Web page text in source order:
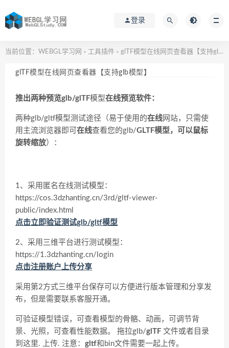
登录
当前位置： WEBGL学习网 > 工具插件 > glTF模型在线网页查看器【支持glb模型】
glTF模型在线网页查看器【支持glb模型】
推出两种预览glb/glTF模型在线预览软件：
两种glb/gltf模型测试途径（易于使用的在线网站，只需使
用主流浏览器即可 在线查看您的glb/GLTF模型，可以鼠标
旋转缩放）：
1、采用匿名在线测试模型：
https://cos.3dzhanting.cn/3rd/gltf-viewer-
public/index.html
点击立即验证测试glb/gltf模型
2、采用三维平台进行测试模型：
https://1.3dzhanting.cn/login
点击注册账户上传分享
采用第2方式三维平台保存可以方便进行版本管理和分享发
布，但是需要联系客服开通。
可验证模型错误，可查看模型的骨骼、动画，可调节背
景、光照，可查看性能数据。 拖拉glb/glTF 文件或者目录
到这里. 上传. 注意： gltf和bin文件需要一起上传。